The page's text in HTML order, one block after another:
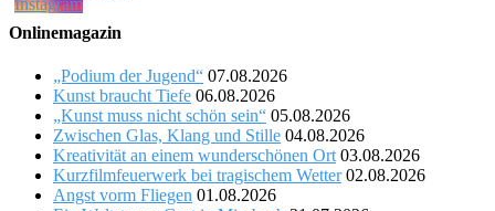
Onlinemagazin
„Podium der Jugend“ 07.08.2026
Kunst braucht Tiefe 06.08.2026
„Kunst muss nicht schön sein“ 05.08.2026
Zwischen Glas, Klang und Stille 04.08.2026
Kreativität an einem wunderschönen Ort 03.08.2026
Kurzfilmfeuerwerk bei tragischem Wetter 02.08.2026
Angst vorm Fliegen 01.08.2026